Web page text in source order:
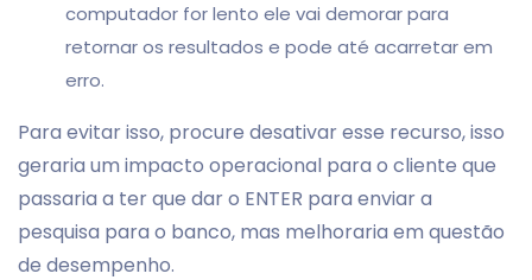
computador for lento ele vai demorar para
retornar os resultados e pode até acarretar em
erro.
Para evitar isso, procure desativar esse recurso, isso
geraria um impacto operacional para o cliente que
passaria a ter que dar o ENTER para enviar a
pesquisa para o banco, mas melhoraria em questão
de desempenho.